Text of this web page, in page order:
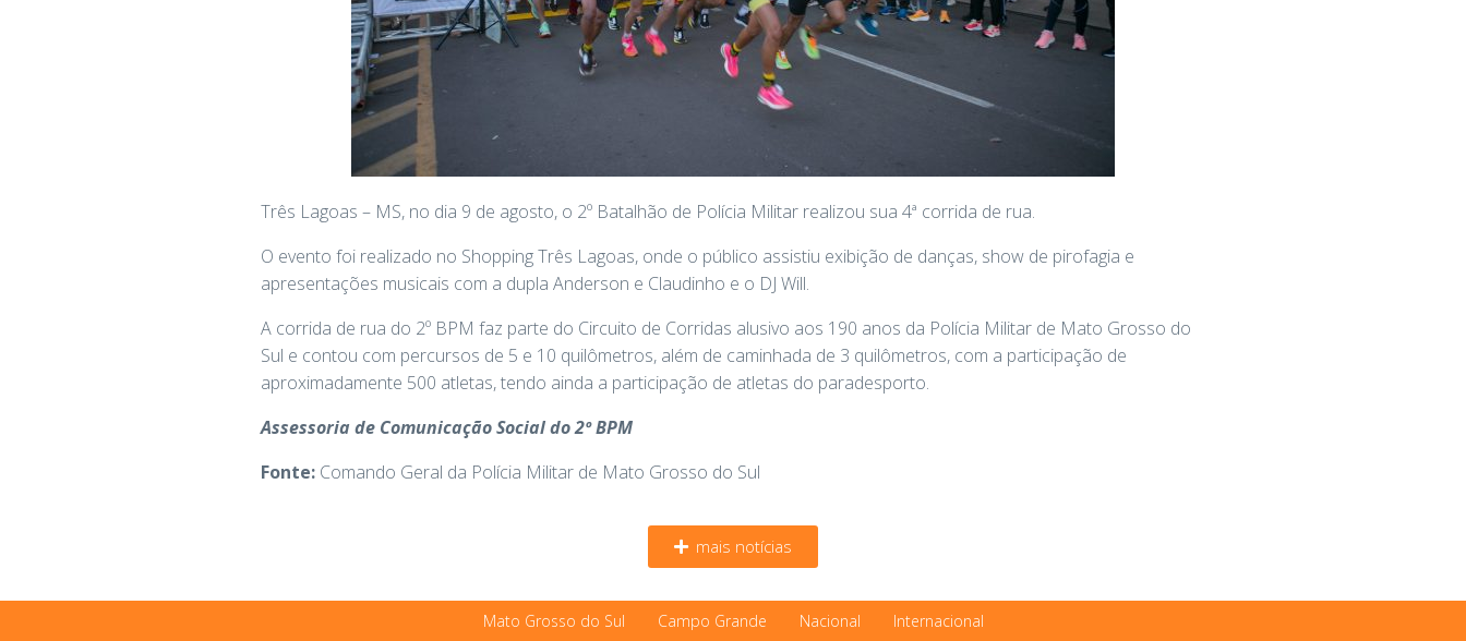
Três Lagoas – MS, no dia 9 de agosto, o 2º Batalhão de Polícia Militar realizou sua 4ª corrida de rua.
O evento foi realizado no Shopping Três Lagoas, onde o público assistiu exibição de danças, show de pirofagia e
apresentações musicais com a dupla Anderson e Claudinho e o DJ Will.
A corrida de rua do 2º BPM faz parte do Circuito de Corridas alusivo aos 190 anos da Polícia Militar de Mato Grosso do
Sul e contou com percursos de 5 e 10 quilômetros, além de caminhada de 3 quilômetros, com a participação de
aproximadamente 500 atletas, tendo ainda a participação de atletas do paradesporto.
Assessoria de Comunicação Social do 2º BPM
Fonte: Comando Geral da Polícia Militar de Mato Grosso do Sul
mais notícias
Mato Grosso do Sul Campo Grande Nacional Internacional